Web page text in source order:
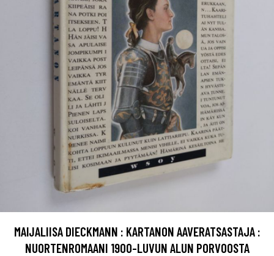
MAIJALIISA DIECKMANN : KARTANON AAVERATSASTAJA :
NUORTENROMAANI 1900-LUVUN ALUN PORVOOSTA